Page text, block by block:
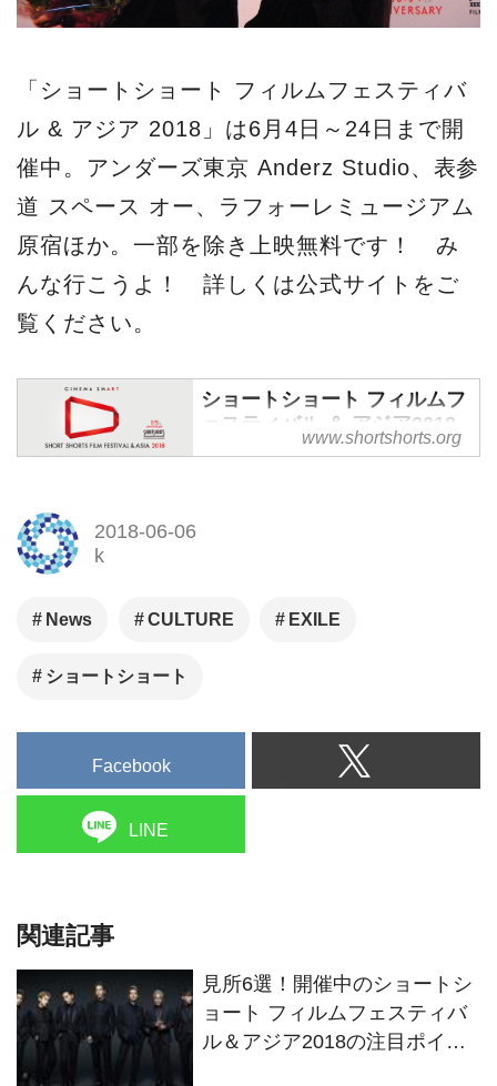
「ショートショート フィルムフェスティバ
ル & アジア 2018」は6月4日～24日まで開
催中。アンダーズ東京 Anderz Studio、表参
道 スペース オー、ラフォーレミュージアム
原宿ほか。一部を除き上映無料です！ み
んな行こうよ！ 詳しくは公式サイトをご
覧ください。
ショートショート フィルムフ
ェスティバル ＆ アジア2018
(SSFF & ASIA 2018)
国際短編映画祭。代表は俳優の
www.shortshorts.org
2018-06-06
k
News CULTURE EXILE
ショートショート
Facebook
LINE
関連記事
見所6選！開催中のショートシ
ョート フィルムフェスティバ
ル＆アジア2018の注目ポイン